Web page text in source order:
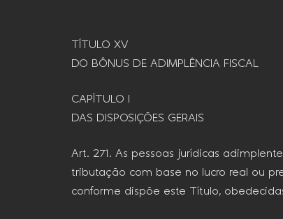
TÍTULO XV
DO BÔNUS DE ADIMPLÊNCIA FISCAL
CAPÍTULO I
DAS DISPOSIÇÕES GERAIS
Art. 271. As pessoas jurídicas
tributação com base no lucro real ou
conforme dispõe este Título,